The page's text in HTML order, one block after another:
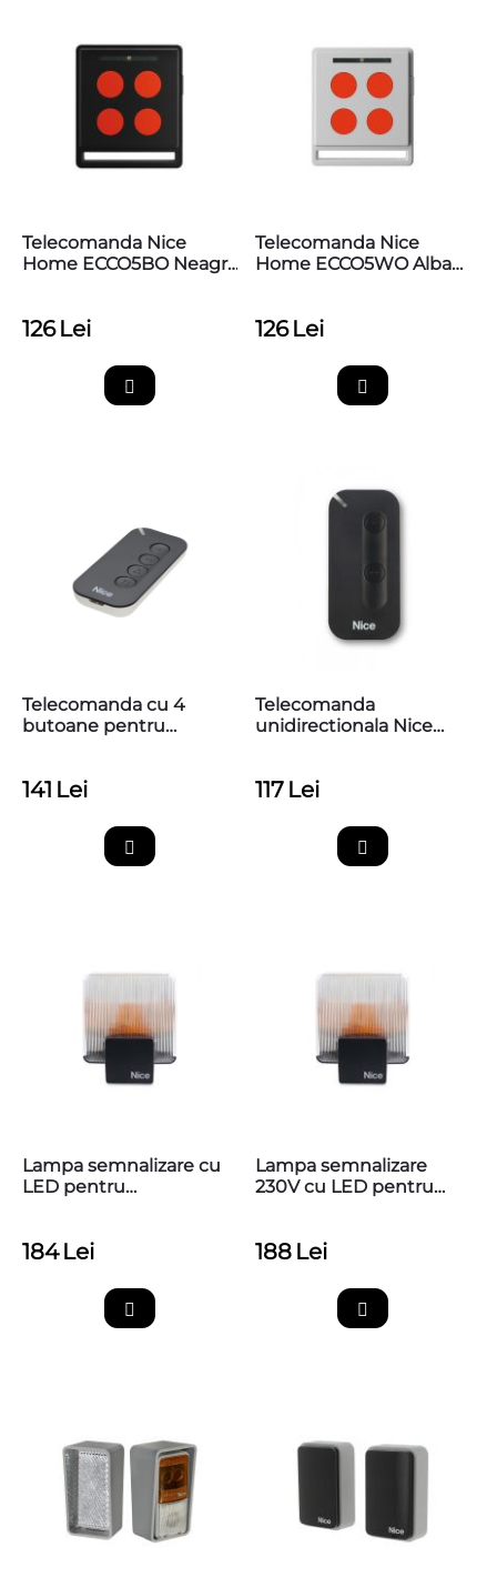
Telecomanda Nice
Home ECCO5BO Neagra
126 Lei
Telecomanda Nice
Home ECCO5WO Alba
126 Lei
Telecomanda cu 4
butoane pentru
141 Lei
Telecomanda
unidirectionala Nice
117 Lei
Lampa semnalizare cu
LED pentru
184 Lei
Lampa semnalizare
230V cu LED pentru
188 Lei